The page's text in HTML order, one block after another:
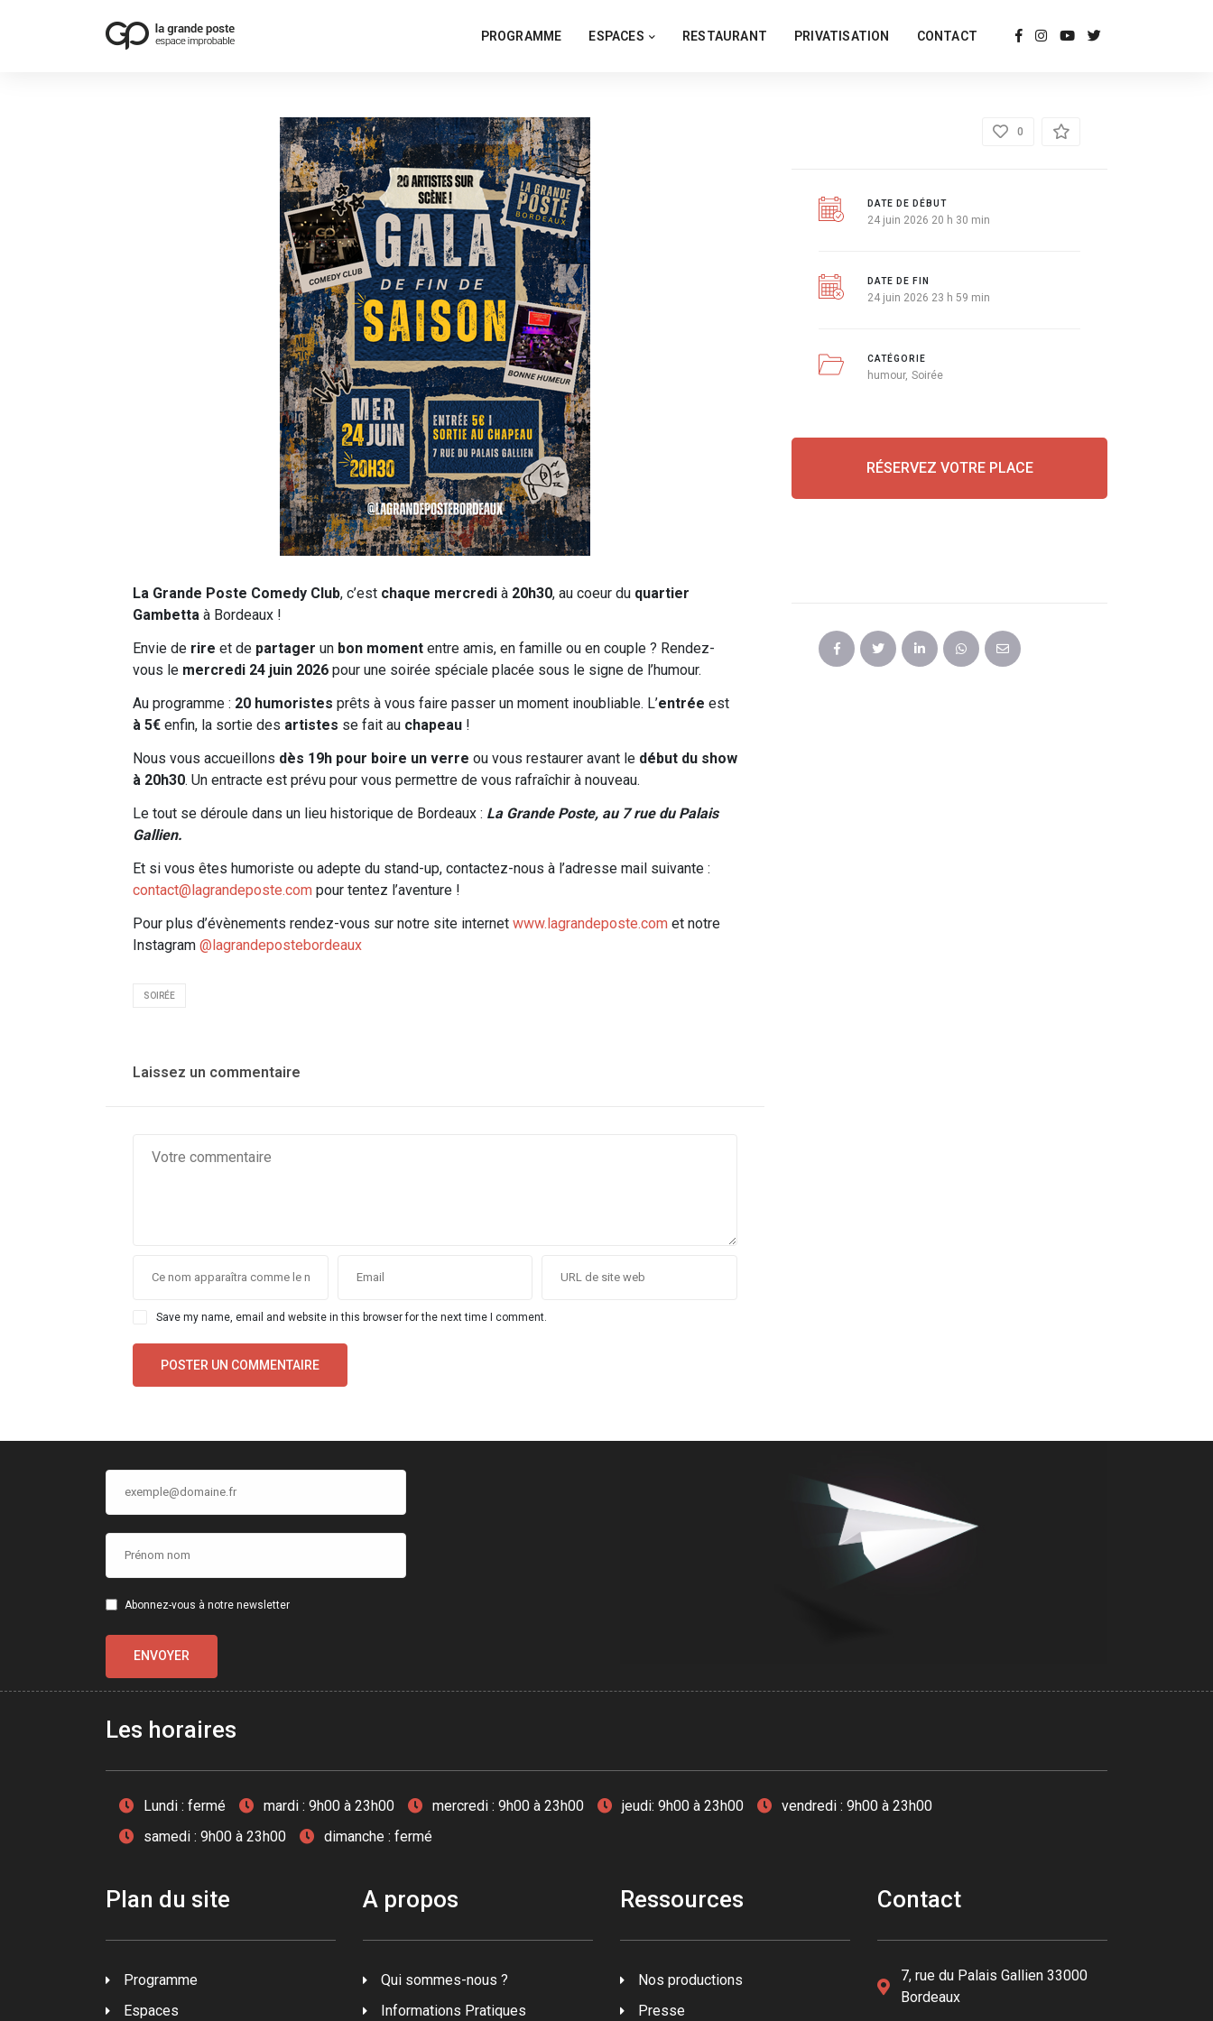
PROGRAMME ESPACES RESTAURANT PRIVATISATION CONTACT
La Grande Poste Comedy Club, c’est chaque mercredi à 20h30, au coeur du quartier
Gambetta à Bordeaux !
Envie de rire et de partager un bon moment entre amis, en famille ou en couple ? Rendez-
vous le mercredi 24 juin 2026 pour une soirée spéciale placée sous le signe de l’humour.
Au programme : 20 humoristes prêts à vous faire passer un moment inoubliable. L’entrée est
à 5€ enfin, la sortie des artistes se fait au chapeau !
Nous vous accueillons dès 19h pour boire un verre ou vous restaurer avant le début du show
à 20h30. Un entracte est prévu pour vous permettre de vous rafraîchir à nouveau.
Le tout se déroule dans un lieu historique de Bordeaux : La Grande Poste, au 7 rue du Palais
Gallien.
Et si vous êtes humoriste ou adepte du stand-up, contactez-nous à l’adresse mail suivante :
contact@lagrandeposte.com pour tentez l’aventure !
Pour plus d’évènements rendez-vous sur notre site internet www.lagrandeposte.com et notre
Instagram @lagrandepostebordeaux
SOIRÉE
Laissez un commentaire
Save my name, email and website in this browser for the next time I comment.
0
DATE DE DÉBUT
24 juin 2026 20 h 30 min
DATE DE FIN
24 juin 2026 23 h 59 min
CATÉGORIE
humour Soirée
RÉSERVEZ VOTRE PLACE
Abonnez-vous à notre newsletter
Les horaires
Lundi : fermé mardi : 9h00 à 23h00 mercredi : 9h00 à 23h00 jeudi: 9h00 à 23h00
vendredi : 9h00 à 23h00
samedi : 9h00 à 23h00
dimanche : fermé
Plan du site
Programme
Espaces
A propos
Qui sommes-nous ?
Informations Pratiques
Ressources
Nos productions
Presse
Contact
7, rue du Palais Gallien 33000
Bordeaux